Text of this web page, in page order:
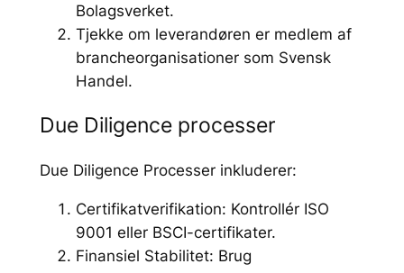
Bolagsverket.
Tjekke om leverandøren er medlem af
brancheorganisationer som Svensk
Handel.
Due Diligence processer
Due Diligence Processer inkluderer:
Certifikatverifikation: Kontrollér ISO
9001 eller BSCI-certifikater.
Finansiel Stabilitet: Brug